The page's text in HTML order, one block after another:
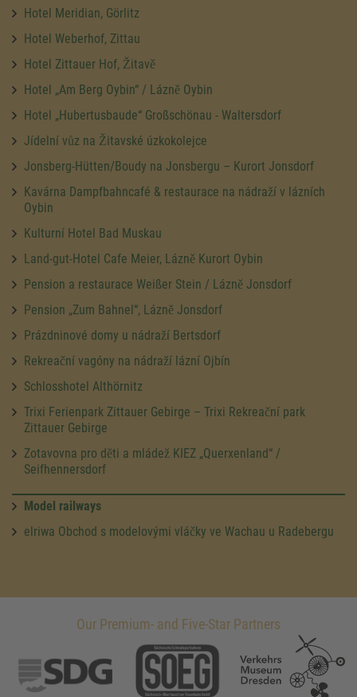
Hotel Meridian, Görlitz
Hotel Weberhof, Zittau
Hotel Zittauer Hof, Žitavě
Hotel „Am Berg Oybin“ / Lázně Oybin
Hotel „Hubertusbaude“ Großschönau - Waltersdorf
Jídelní vůz na Žitavské úzkokolejce
Jonsberg-Hütten/Boudy na Jonsbergu – Kurort Jonsdorf
Kavárna Dampfbahncafé & restaurace na nádraží v lázních
Oybin
Kulturní Hotel Bad Muskau
Land-gut-Hotel Cafe Meier, Lázně Kurort Oybin
Pension a restaurace Weißer Stein / Lázně Jonsdorf
Pension „Zum Bahnel“, Lázně Jonsdorf
Prázdninové domy u nádraží Bertsdorf
Rekreační vagóny na nádraží lázní Ojbín
Schlosshotel Althörnitz
Trixi Ferienpark Zittauer Gebirge – Trixi Rekreační park
Zittauer Gebirge
Zotavovna pro děti a mládež KIEZ „Querxenland“ /
Seifhennersdorf
Model railways
elriwa Obchod s modelovými vláčky ve Wachau u Radebergu
Our Premium- and Five-Star Partners